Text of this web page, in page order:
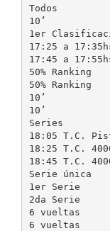
Todos
10’
1er
17:25 a
17:45 a
50% Ranking
50% Ranking
10’
10’
Series
18:05 T.C.
18:25 T.C.
18:45 T.C.
Serie única
1er Serie
2da Serie
6 vueltas
6 vueltas